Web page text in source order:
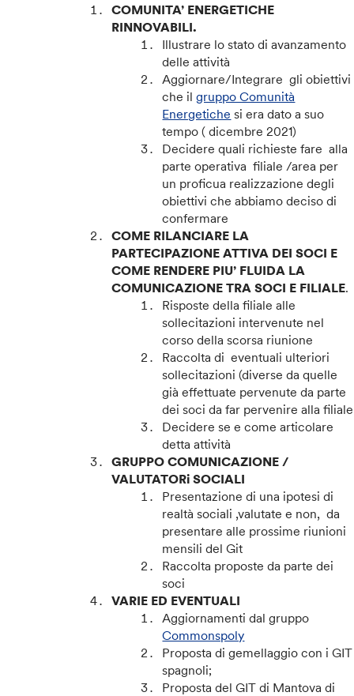
COMUNITA’ ENERGETICHE
RINNOVABILI.
Illustrare lo stato di avanzamento
delle attività
Aggiornare/Integrare gli obiettivi
che ilgruppo Comunità
Energetiche si era dato a suo
tempo ( dicembre 2021)
Decidere quali richieste fare alla
parte operativa filiale /area per
un proficua realizzazione degli
obiettivi che abbiamo deciso di
confermare
COME RILANCIARE LA
PARTECIPAZIONE ATTIVA DEI SOCI E
COME RENDERE PIU’ FLUIDA LA
COMUNICAZIONE TRA SOCI E FILIALE.
Risposte della filiale alle
sollecitazioni intervenute nel
corso della scorsa riunione
Raccolta di eventuali ulteriori
sollecitazioni (diverse da quelle
già effettuate pervenute da parte
dei soci da far pervenire alla filiale
Decidere se e come articolare
detta attività
GRUPPO COMUNICAZIONE /
VALUTATORi SOCIALI
Presentazione di una ipotesi di
realtà sociali ,valutate e non, da
presentare alle prossime riunioni
mensili del Git
Raccolta proposte da parte dei
soci
VARIE ED EVENTUALI
Aggiornamenti dal gruppo
Commonspoly
Proposta di gemellaggio con i GIT
spagnoli;
Proposta del GIT di Mantova di